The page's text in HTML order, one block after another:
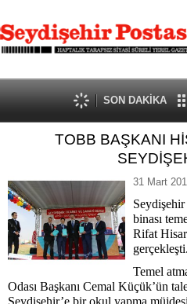
SON DAKİKA
TOBB BAŞKANI
31 Mart
binası
Rifat
gerçekleşti.
Temel
Odası Başkanı Cemal Küçük’ün
Seydişehir’e bir okul yapma